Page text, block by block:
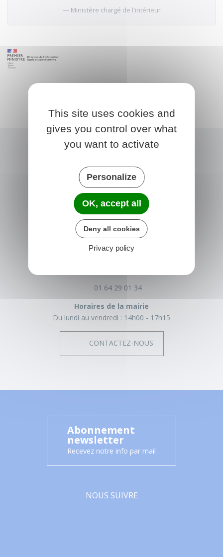
Ministère chargé de l'intérieur
NONVILLE
Place de la Mairie
01 64 29 01 34
Horaires de la mairie
Du lundi au vendredi : 14h00 - 17h15
CONTACTEZ-NOUS
Abonnement
newsletter
Recevez notre info par mail
NOUS SUIVRE
This site uses cookies and
gives you control over what
you want to activate
Personalize
OK, accept all
Deny all cookies
Privacy policy